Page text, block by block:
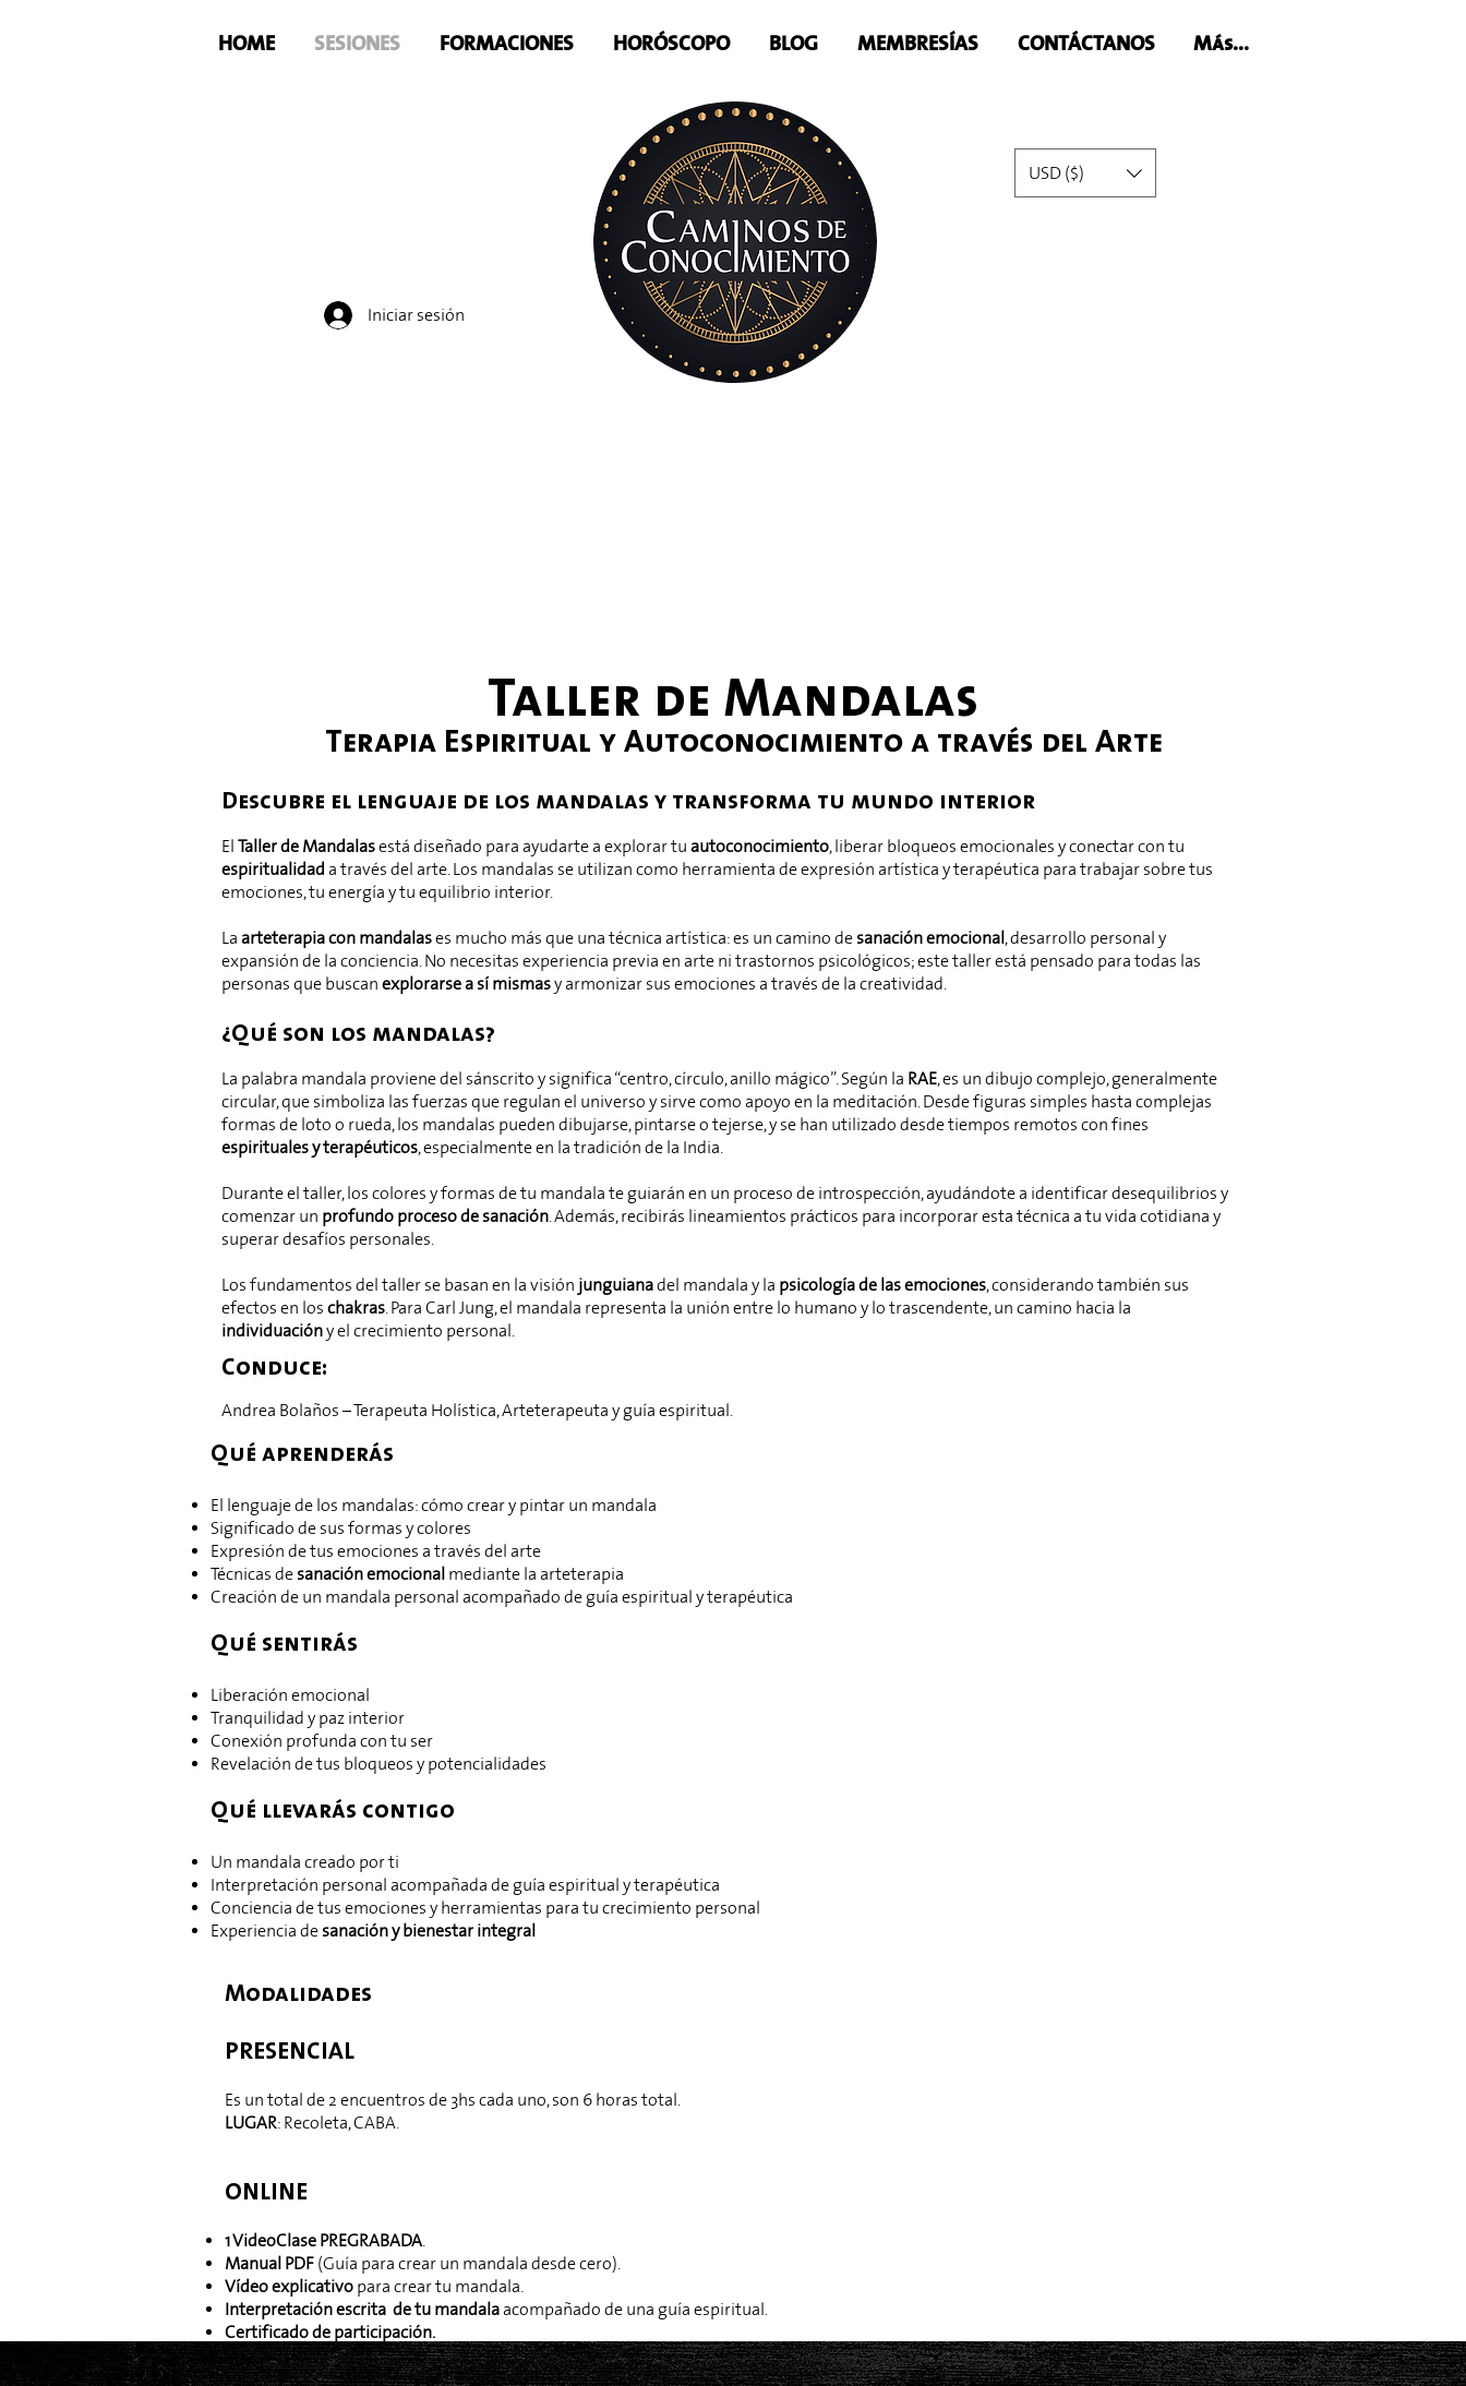
HOME SESIONES FORMACIONES HORÓSCOPO BLOG MEMBRESÍAS CONTÁCTANOS Más...
Iniciar sesión
USD ($)
Taller de Mandalas
Terapia Espiritual y Autoconocimiento a través del Arte
Descubre el lenguaje de los mandalas y transforma tu mundo interior
El Taller de Mandalasestá diseñado para ayudarte a explorar tu autoconocimiento, liberar bloqueos emocionales y conectar con tu
espiritualidad a través del arte. Los mandalas se utilizan como herramienta de expresión artística y terapéutica para trabajar sobre tus
emociones, tu energía y tu equilibrio interior.
La arteterapia con mandalases mucho más que una técnica artística: es un camino de sanación emocional, desarrollo personal y
expansión de la conciencia. No necesitas experiencia previa en arte ni trastornos psicológicos; este taller está pensado para todas las
personas que buscan explorarse a sí mismasy armonizar sus emociones a través de la creatividad.
¿Qué son los mandalas?
La palabra mandala proviene del sánscrito y significa “centro, círculo, anillo mágico”. Según la RAE, es un dibujo complejo, generalmente
circular, que simboliza las fuerzas que regulan el universo y sirve como apoyo en la meditación. Desde figuras simples hasta complejas
formas de loto o rueda, los mandalas pueden dibujarse, pintarse o tejerse, y se han utilizado desde tiempos remotos con fines
espirituales y terapéuticos, especialmente en la tradición de la India.
Durante el taller, los colores y formas de tu mandala te guiarán en un proceso de introspección, ayudándote a identificar desequilibrios y
comenzar un profundo proceso de sanación. Además, recibirás lineamientos prácticos para incorporar esta técnica a tu vida cotidiana y
superar desafíos personales.
Los fundamentos del taller se basan en la visión junguianadel mandala y la psicología de las emociones, considerando también sus
efectos en los chakras. Para Carl Jung, el mandala representa la unión entre lo humano y lo trascendente, un camino hacia la
individuacióny el crecimiento personal.
Conduce:
Andrea Bolaños – Terapeuta Holística, Arteterapeuta y guía espiritual.
Qué aprenderás
El lenguaje de los mandalas: cómo crear y pintar un mandala
Significado de sus formas y colores
Expresión de tus emociones a través del arte
Técnicas de sanación emocional mediante la arteterapia
Creación de un mandala personal acompañado de guía espiritual y terapéutica
Qué sentirás
Liberación emocional
Tranquilidad y paz interior
Conexión profunda con tu ser
Revelación de tus bloqueos y potencialidades
Qué llevarás contigo
Un mandala creado por ti
Interpretación personal acompañada de guía espiritual y terapéutica
Conciencia de tus emociones y herramientas para tu crecimiento personal
Experiencia de sanación y bienestar integral
Modalidades
PRESENCIAL
Es un total de 2 encuentros de 3hs cada uno, son 6 horas total.​
LUGAR: Recoleta, CABA.
ONLINE
1 VideoClase PREGRABADA.
Manual PDF (Guía para crear un mandala desde cero).
Vídeo explicativo para crear tu mandala.
Interpretación escrita de tu mandala acompañado de una guía espiritual.
Certificado de participación.